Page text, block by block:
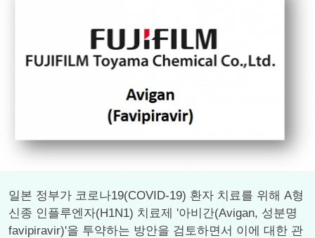
일본 정부가 코로나19(COVID-19) 환자 치료를 위해 A형
신종 인플루엔자(H1N1) 치료제 '아비간(Avigan, 성분명
favipiravir)'을 투약하는 방안을 검토하면서 이에 대한 관